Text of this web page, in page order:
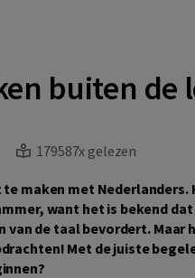
buiten de
179587x gelezen
maken met Nederlanders.
want het is bekend
de taal bevordert. Maar
Met de juiste